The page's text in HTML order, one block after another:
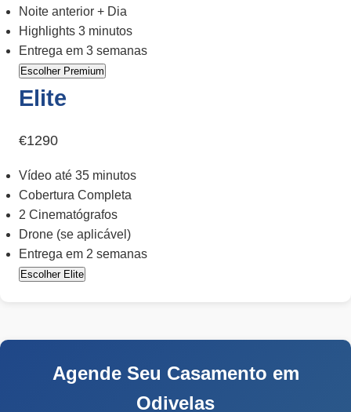
Noite anterior + Dia
Highlights 3 minutos
Entrega em 3 semanas
Escolher Premium
Elite
€1290
Vídeo até 35 minutos
Cobertura Completa
2 Cinematógrafos
Drone (se aplicável)
Entrega em 2 semanas
Escolher Elite
Agende Seu Casamento em
Odivelas